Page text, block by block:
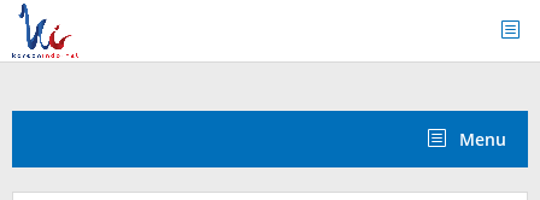
Skip
content
Menu